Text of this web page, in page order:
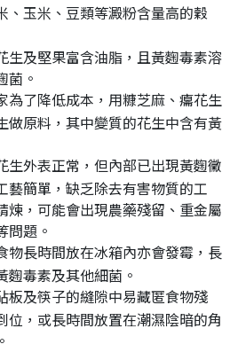
、玉米、豆類等澱粉含量高的穀
生及堅果富含油脂，且黃麴毒素溶
菌。
為了降低成本，用糠芝麻、癟花生
做原料，其中變質的花生中含有黃
生外表正常，但內部已出現黃麴黴
藝簡單，缺乏除去有害物質的工
煉，可能會出現農藥殘留、重金屬
問題。
物長時間放在冰箱內亦會發霉，長
麴毒素及其他細菌。
板及筷子的縫隙中易藏匿食物殘
位，或長時間放置在潮濕陰暗的角